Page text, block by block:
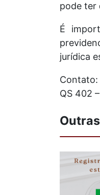
pode ter
É
jurídica
QS 402